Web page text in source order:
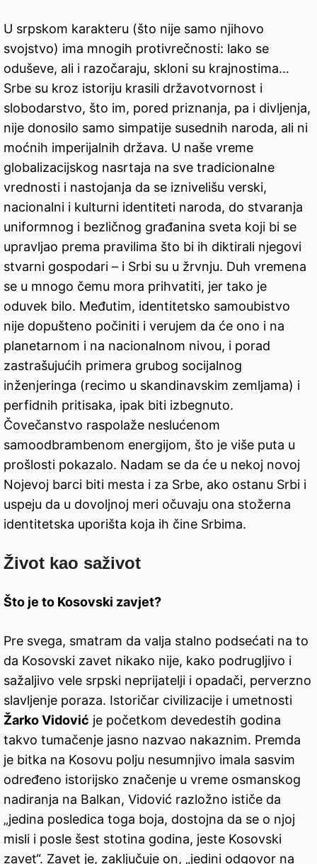
U srpskom karakteru (što nije samo njihovo
svojstvo) ima mnogih protivrečnosti: lako se
oduševe, ali i razočaraju, skloni su krajnostima…
Srbe su kroz istoriju krasili državotvornost i
slobodarstvo, što im, pored priznanja, pa i divljenja,
nije donosilo samo simpatije susednih naroda, ali ni
moćnih imperijalnih država. U naše vreme
globalizacijskog nasrtaja na sve tradicionalne
vrednosti i nastojanja da se iznivelišu verski,
nacionalni i kulturni identiteti naroda, do stvaranja
uniformnog i bezličnog građanina sveta koji bi se
upravljao prema pravilima što bi ih diktirali njegovi
stvarni gospodari – i Srbi su u žrvnju. Duh vremena
se u mnogo čemu mora prihvatiti, jer tako je
oduvek bilo. Međutim, identitetsko samoubistvo
nije dopušteno počiniti i verujem da će ono i na
planetarnom i na nacionalnom nivou, i porad
zastrašujućih primera grubog socijalnog
inženjeringa (recimo u skandinavskim zemljama) i
perfidnih pritisaka, ipak biti izbegnuto.
Čovečanstvo raspolaže neslućenom
samoodbrambenom energijom, što je više puta u
prošlosti pokazalo. Nadam se da će u nekoj novoj
Nojevoj barci biti mesta i za Srbe, ako ostanu Srbi i
uspeju da u dovoljnoj meri očuvaju ona stožerna
identitetska uporišta koja ih čine Srbima.
Život kao saživot
Što je to Kosovski zavjet?
Pre svega, smatram da valja stalno podsećati na to
da Kosovski zavet nikako nije, kako podrugljivo i
sažaljivo vele srpski neprijatelji i opadači, perverzno
slavljenje poraza. Istoričar civilizacije i umetnosti
Žarko Vidović je početkom devedestih godina
takvo tumačenje jasno nazvao nakaznim. Premda
je bitka na Kosovu polju nesumnjivo imala sasvim
određeno istorijsko značenje u vreme osmanskog
nadiranja na Balkan, Vidović razložno ističe da
„jedina posledica toga boja, dostojna da se o njoj
misli i posle šest stotina godina, jeste Kosovski
zavet“. Zavet je, zaključuje on, „jedini odgovor na